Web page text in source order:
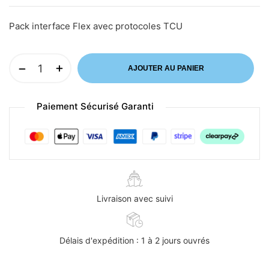
Pack interface Flex avec protocoles TCU
AJOUTER AU PANIER
Paiement Sécurisé Garanti
Livraison avec suivi
Délais d'expédition : 1 à 2 jours ouvrés